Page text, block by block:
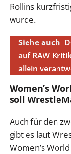
Rollins
wurde.
Siehe auch
auf RAW-
allein
Women’s
soll
Auch für den
gibt es laut
Women’s